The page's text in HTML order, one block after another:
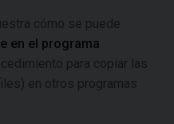
cómo se puede
en el programa
para copiar las
en otros programas